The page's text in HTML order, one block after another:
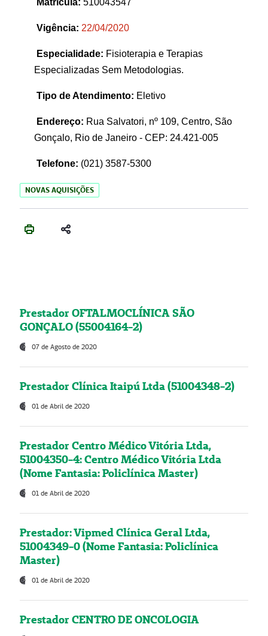
Matrícula: 510043547
Vigência: 22/04/2020
Especialidade: Fisioterapia e Terapias
Especializadas Sem Metodologias.
Tipo de Atendimento: Eletivo
Endereço: Rua Salvatori, nº 109, Centro, São
Gonçalo, Rio de Janeiro - CEP: 24.421-005
Telefone: (021) 3587-5300
NOVAS AQUISIÇÕES
Prestador OFTALMOCLÍNICA SÃO
GONÇALO (55004164-2)
07 de Agosto de 2020
Prestador Clínica Itaipú Ltda (51004348-2)
01 de Abril de 2020
Prestador Centro Médico Vitória Ltda,
51004350-4: Centro Médico Vitória Ltda
(Nome Fantasia: Policlínica Master)
01 de Abril de 2020
Prestador: Vipmed Clínica Geral Ltda,
51004349-0 (Nome Fantasia: Policlínica
Master)
01 de Abril de 2020
Prestador CENTRO DE ONCOLOGIA